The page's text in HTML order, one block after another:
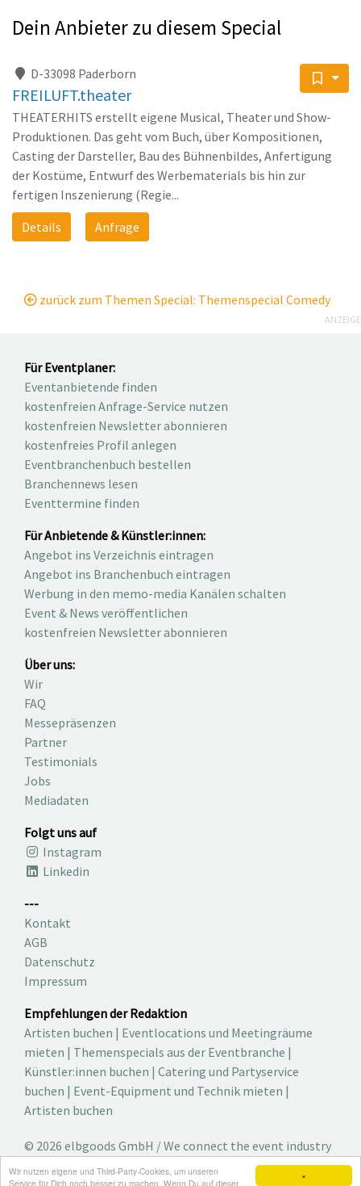
×
Wir nutzen eigene und Third-Party-Cookies, um unseren
Service für Dich noch besser zu machen. Wenn Du auf dieser
Dein Anbieter zu diesem Special
D-33098 Paderborn
FREILUFT.theater
THEATERHITS erstellt eigene Musical, Theater und Show-
Produktionen. Das geht vom Buch, über Kompositionen,
Casting der Darsteller, Bau des Bühnenbildes, Anfertigung
der Kostüme, Entwurf des Werbematerials bis hin zur
fertigen Inszenierung (Regie...
Details
Anfrage
zurück zum Themen Special: Themenspecial Comedy
ANZEIGE
Für Eventplaner:
Eventanbietende finden
kostenfreien Anfrage-Service nutzen
kostenfreien Newsletter abonnieren
kostenfreies Profil anlegen
Eventbranchenbuch bestellen
Branchennews lesen
Eventtermine finden
Für Anbietende & Künstler:innen:
Angebot ins Verzeichnis eintragen
Angebot ins Branchenbuch eintragen
Werbung in den memo-media Kanälen schalten
Event & News veröffentlichen
kostenfreien Newsletter abonnieren
Über uns:
Wir
FAQ
Messepräsenzen
Partner
Testimonials
Jobs
Mediadaten
Folgt uns auf
Instagram
Linkedin
---
Kontakt
AGB
Datenschutz
Impressum
Empfehlungen der Redaktion
Artisten buchen | Eventlocations und Meetingräume
mieten | Themenspecials aus der Eventbranche |
Künstler:innen buchen | Catering und Partyservice
buchen | Event-Equipment und Technik mieten |
Artisten buchen
© 2026 elbgoods GmbH / We connect the event industry
/ Medienvielfalt für die Eventplanung /